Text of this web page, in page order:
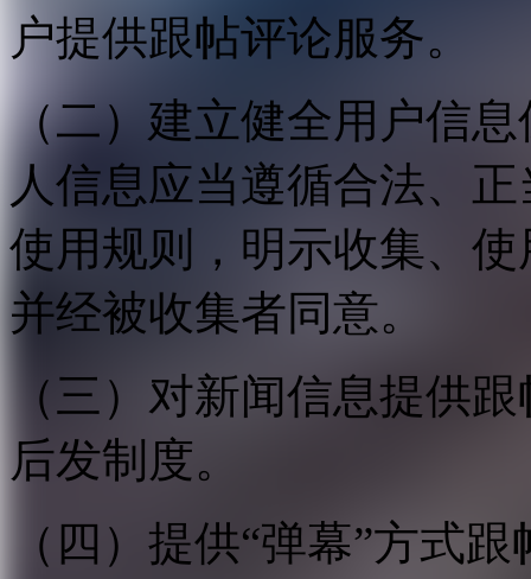
户提供跟帖评论服务。
（二）建立健全用户信
人信息应当遵循合法、
使用规则，明示收集、
并经被收集者同意。
（三）对新闻信息提供
后发制度。
（四）提供“弹幕”方式